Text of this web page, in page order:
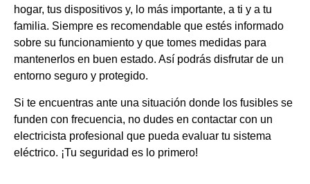
hogar, tus dispositivos y, lo más importante, a ti y a tu
familia. Siempre es recomendable que estés informado
sobre su funcionamiento y que tomes medidas para
mantenerlos en buen estado. Así podrás disfrutar de un
entorno seguro y protegido.
Si te encuentras ante una situación donde los fusibles se
funden con frecuencia, no dudes en contactar con un
electricista profesional que pueda evaluar tu sistema
eléctrico. ¡Tu seguridad es lo primero!